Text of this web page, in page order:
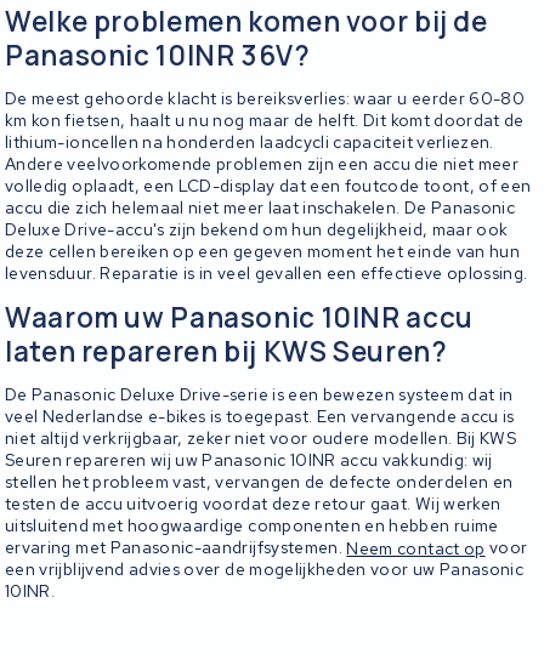
Welke problemen komen voor bij de
Panasonic 10INR 36V?
De meest gehoorde klacht is bereiksverlies: waar u eerder 60-80
km kon fietsen, haalt u nu nog maar de helft. Dit komt doordat de
lithium-ioncellen na honderden laadcycli capaciteit verliezen.
Andere veelvoorkomende problemen zijn een accu die niet meer
volledig oplaadt, een LCD-display dat een foutcode toont, of een
accu die zich helemaal niet meer laat inschakelen. De Panasonic
Deluxe Drive-accu's zijn bekend om hun degelijkheid, maar ook
deze cellen bereiken op een gegeven moment het einde van hun
levensduur. Reparatie is in veel gevallen een effectieve oplossing.
Waarom uw Panasonic 10INR accu
laten repareren bij KWS Seuren?
De Panasonic Deluxe Drive-serie is een bewezen systeem dat in
veel Nederlandse e-bikes is toegepast. Een vervangende accu is
niet altijd verkrijgbaar, zeker niet voor oudere modellen. Bij KWS
Seuren repareren wij uw Panasonic 10INR accu vakkundig: wij
stellen het probleem vast, vervangen de defecte onderdelen en
testen de accu uitvoerig voordat deze retour gaat. Wij werken
uitsluitend met hoogwaardige componenten en hebben ruime
ervaring met Panasonic-aandrijfsystemen.Neem contact op voor
een vrijblijvend advies over de mogelijkheden voor uw Panasonic
10INR.